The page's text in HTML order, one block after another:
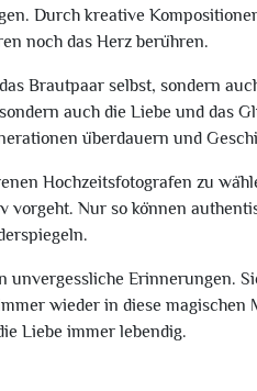
Durch kreative
noch das Herz berühren.
Brautpaar selbst, sondern
auch die Liebe und das
überdauern und
Hochzeitsfotografen zu
Nur so können
Erinnerungen.
wieder in diese magischen
Liebe immer lebendig.